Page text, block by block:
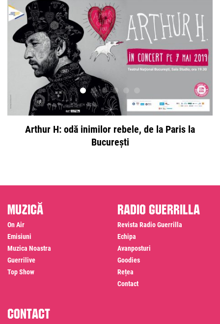
Arthur H: odă inimilor rebele, de la Paris la
București
Muzică
On Air
Emisiuni
Muzica Noastra
Guerrilive
Top Show
Radio Guerrilla
Revista Radio Guerrilla
Echipa
Avanposturi
Goodies
Rețea
Contact
Contact